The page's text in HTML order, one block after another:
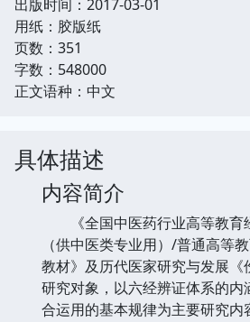
出版时间：2017-03-01
用纸：胶版纸
页数：351
字数：548000
正文语种：中文
具体描述
内容简介
《全国中医药行业高等教育
（供中医类专业用）/普通高等
教材》及历代医家研究与发展《
研究对象，以六经辨证体系的
合运用的基本规律为主要研究